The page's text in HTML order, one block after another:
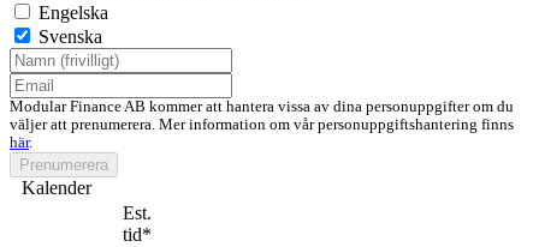
Engelska
Svenska
Modular Finance AB kommer att hantera vissa av dina personuppgifter om du
väljer att prenumerera. Mer information om vår personuppgiftshantering finns
här.
Prenumerera
Kalender
Est.
tid*